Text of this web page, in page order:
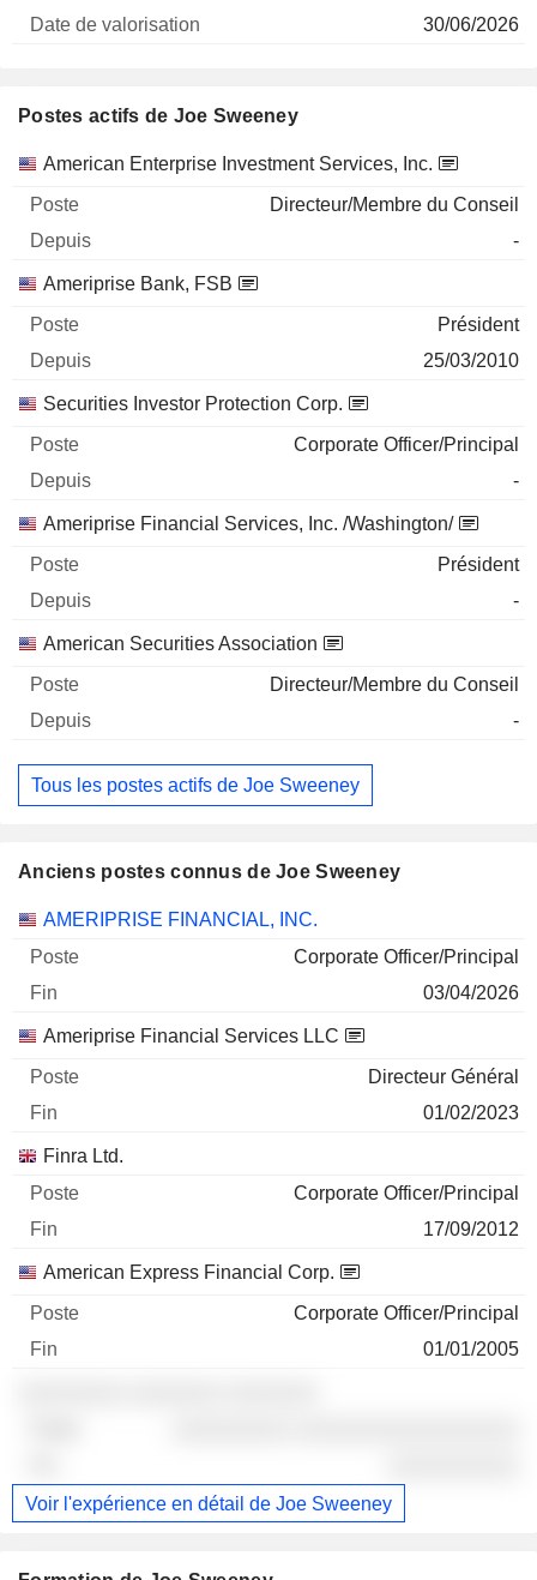
30/06/2026
Postes actifs de Joe Sweeney
Sociétés Poste Début
American Enterprise Investment Services, Inc.
Directeur/Membre du Conseil
-
Ameriprise Bank, FSB
Président
25/03/2010
Securities Investor Protection Corp.
Corporate Officer/Principal
-
Ameriprise Financial Services, Inc. /Washington/
Président
-
American Securities Association
Directeur/Membre du Conseil
-
Tous les postes actifs de Joe Sweeney
Anciens postes connus de Joe Sweeney
Sociétés Poste Fin
AMERIPRISE FINANCIAL, INC.
Corporate Officer/Principal
03/04/2026
Ameriprise Financial Services LLC
Directeur Général
01/02/2023
Finra Ltd.
Corporate Officer/Principal
17/09/2012
American Express Financial Corp.
Corporate Officer/Principal
01/01/2005
Voir l'expérience en détail de Joe Sweeney